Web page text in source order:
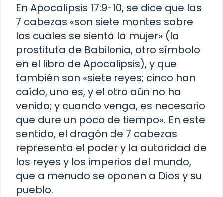
En Apocalipsis 17:9-10, se dice que las
7 cabezas «son siete montes sobre
los cuales se sienta la mujer» (la
prostituta de Babilonia, otro símbolo
en el libro de Apocalipsis), y que
también son «siete reyes; cinco han
caído, uno es, y el otro aún no ha
venido; y cuando venga, es necesario
que dure un poco de tiempo». En este
sentido, el dragón de 7 cabezas
representa el poder y la autoridad de
los reyes y los imperios del mundo,
que a menudo se oponen a Dios y su
pueblo.